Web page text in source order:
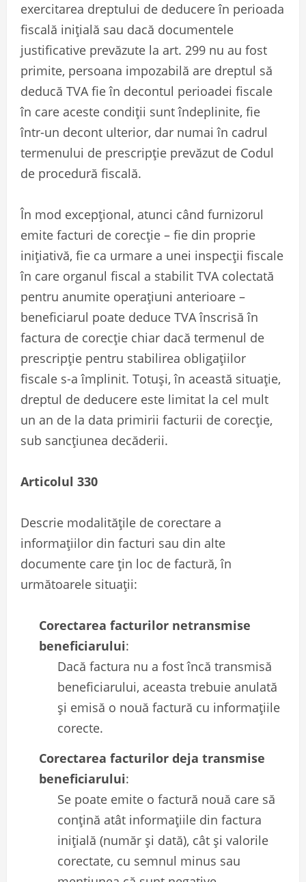
exercitarea dreptului de deducere în perioada
fiscală inițială sau dacă documentele
justificative prevăzute la art. 299 nu au fost
primite, persoana impozabilă are dreptul să
deducă TVA fie în decontul perioadei fiscale
în care aceste condiții sunt îndeplinite, fie
într-un decont ulterior, dar numai în cadrul
termenului de prescripție prevăzut de Codul
de procedură fiscală.
În mod excepțional, atunci când furnizorul
emite facturi de corecție – fie din proprie
inițiativă, fie ca urmare a unei inspecții fiscale
în care organul fiscal a stabilit TVA colectată
pentru anumite operațiuni anterioare –
beneficiarul poate deduce TVA înscrisă în
factura de corecție chiar dacă termenul de
prescripție pentru stabilirea obligațiilor
fiscale s-a împlinit. Totuși, în această situație,
dreptul de deducere este limitat la cel mult
un an de la data primirii facturii de corecție,
sub sancțiunea decăderii.
Articolul 330
Descrie modalitățile de corectare a
informațiilor din facturi sau din alte
documente care țin loc de factură, în
următoarele situații:
Corectarea facturilor netransmise
beneficiarului:
Dacă factura nu a fost încă transmisă
beneficiarului, aceasta trebuie anulată
și emisă o nouă factură cu informațiile
corecte.
Corectarea facturilor deja transmise
beneficiarului:
Se poate emite o factură nouă care să
conțină atât informațiile din factura
inițială (număr și dată), cât și valorile
corectate, cu semnul minus sau